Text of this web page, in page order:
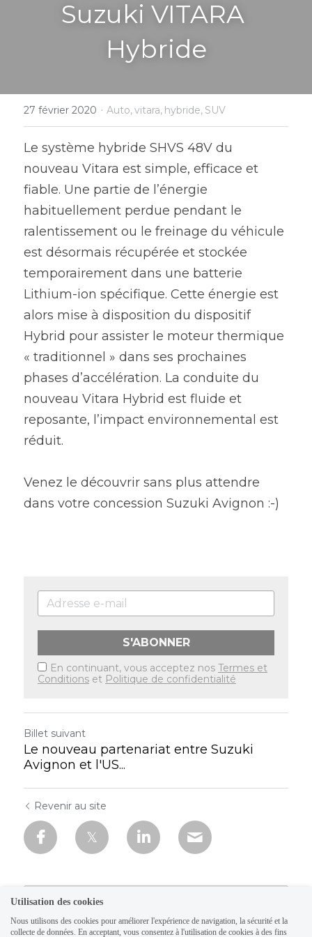
Suzuki VITARA
Hybride
27 février 2020 · Auto,vitara, hybride, SUV
Le système hybride SHVS 48V du
nouveau Vitara est simple, efficace et
fiable. Une partie de l’énergie
habituellement perdue pendant le
ralentissement ou le freinage du véhicule
est désormais récupérée et stockée
temporairement dans une batterie
Lithium-ion spécifique. Cette énergie est
alors mise à disposition du dispositif
Hybrid pour assister le moteur thermique
« traditionnel » dans ses prochaines
phases d’accélération. La conduite du
nouveau Vitara Hybrid est fluide et
reposante, l’impact environnemental est
réduit.
Venez le découvrir sans plus attendre
dans votre concession Suzuki Avignon :-)
S'ABONNER
En continuant, vous acceptez nos Termes et
Conditions et Politique de confidentialité
Billet suivant
Le nouveau partenariat entre Suzuki
Avignon et l'US...
Revenir au site
Utilisation des cookies
Nous utilisons des cookies pour améliorer l'expérience de navigation, la sécurité et la
collecte de données. En acceptant, vous consentez à l'utilisation de cookies à des fins